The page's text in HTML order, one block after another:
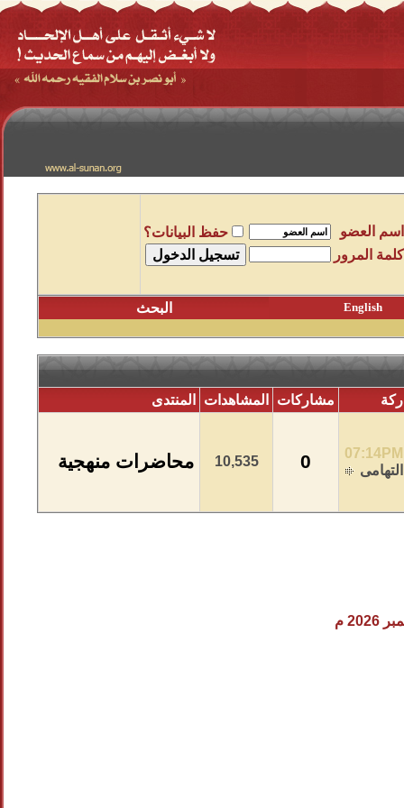
اسم العضو
حفظ البيانات؟
كلمة المرور
English البحث
مشاركات المشاهدات المنتدى
07:14PM
0
10,535 محاضرات منهجية